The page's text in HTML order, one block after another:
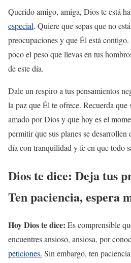
Querido amigo, amiga, Dios te está
especial. Quiere que sepas que no
preocupaciones y que Él está
poco el peso que llevas en tus
de este día.
Dale un respiro a tus pensamientos
la paz que Él te ofrece. Recuerda que
amado por Dios y que hoy es el
permitir que sus planes se
día con tranquilidad y fe en que todo
Dios te dice: Deja tus
Ten paciencia, espera
Hoy Dios te dice: Es comprensible
encuentres ansioso, ansiosa, por
peticiones. Sin embargo, ten